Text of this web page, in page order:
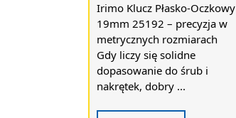
Irimo Klucz Płasko-Oczkowy
19mm 25192 – precyzja w
metrycznych rozmiarach
Gdy liczy się solidne
dopasowanie do śrub i
nakrętek, dobry ...